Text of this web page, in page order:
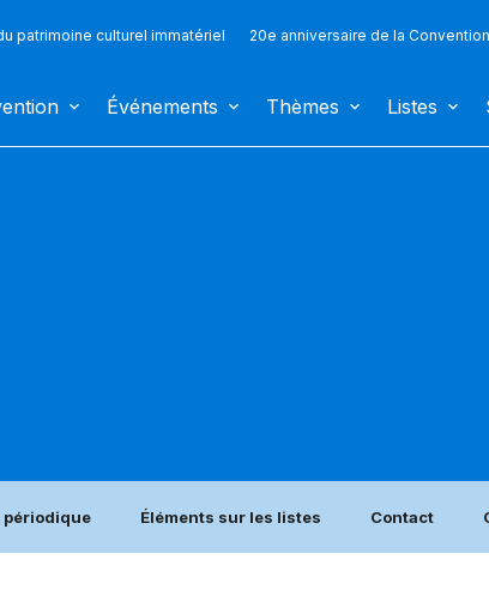
patrimoine culturel immatériel 20e anniversaire de la Convention
Événements Thèmes Listes
périodique Éléments sur les listes Contact